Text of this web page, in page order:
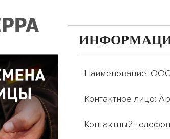
Наименование:
Контактное лицо:
Контактный